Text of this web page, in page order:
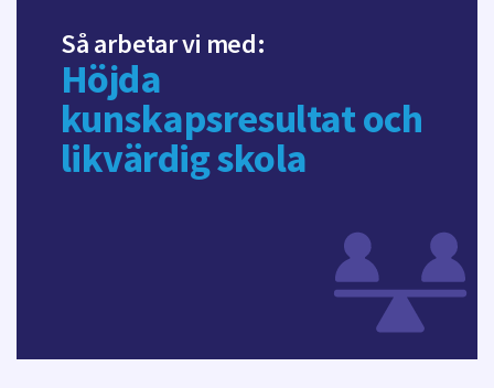
Så arbetar vi med:
Höjda
kunskapsresultat och
likvärdig skola